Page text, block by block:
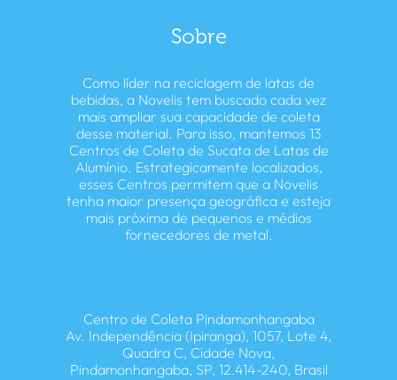
Sobre
Como líder na reciclagem de latas de
bebidas, a Novelis tem buscado cada vez
mais ampliar sua capacidade de coleta
desse material. Para isso, mantemos 13
Centros de Coleta de Sucata de Latas de
Alumínio. Estrategicamente localizados,
esses Centros permitem que a Novelis
tenha maior presença geográfica e esteja
mais próxima de pequenos e médios
fornecedores de metal.
Centro de Coleta Pindamonhangaba
Av. Independência (Ipiranga), 1057, Lote 4,
Quadra C, Cidade Nova,
Pindamonhangaba, SP, 12.414-240, Brasil